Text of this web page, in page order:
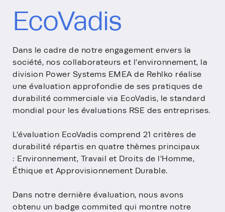
EcoVadis
Dans le cadre de notre engagement envers la
société, nos collaborateurs et l’environnement, la
division Power Systems EMEA de Rehlko réalise
une évaluation approfondie de ses pratiques de
durabilité commerciale via EcoVadis, le standard
mondial pour les évaluations RSE des entreprises.
L’évaluation EcoVadis comprend 21 critères de
durabilité répartis en quatre thèmes principaux
: Environnement, Travail et Droits de l’Homme,
Éthique et Approvisionnement Durable.
Dans notre dernière évaluation, nous avons
obtenu un badge commited qui montre notre